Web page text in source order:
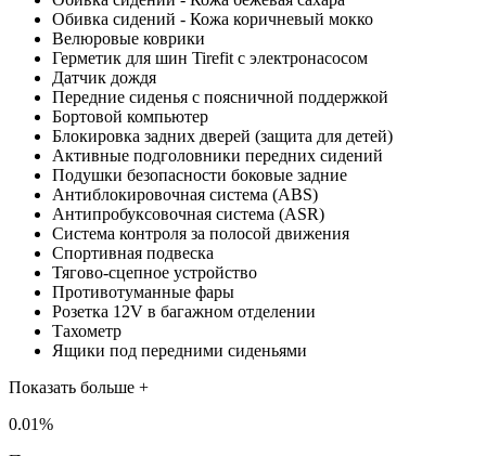
Обивка сидений - Кожа коричневый мокко
Велюровые коврики
Герметик для шин Tirefit с электронасосом
Датчик дождя
Передние сиденья с поясничной поддержкой
Бортовой компьютер
Блокировка задних дверей (защита для детей)
Активные подголовники передних сидений
Подушки безопасности боковые задние
Антиблокировочная система (ABS)
Антипробуксовочная система (ASR)
Система контроля за полосой движения
Спортивная подвеска
Тягово-сцепное устройство
Противотуманные фары
Розетка 12V в багажном отделении
Тахометр
Ящики под передними сиденьями
Показать больше +
0.01%